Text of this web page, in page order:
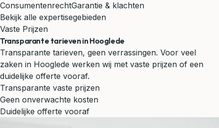
ConsumentenrechtGarantie & klachten
Bekijk alle expertisegebieden
Vaste Prijzen
Transparante tarieven in Hooglede
Transparante tarieven, geen verrassingen. Voor veel
zaken in Hooglede werken wij met vaste prijzen of een
duidelijke offerte vooraf.
Transparante vaste prijzen
Geen onverwachte kosten
Duidelijke offerte vooraf